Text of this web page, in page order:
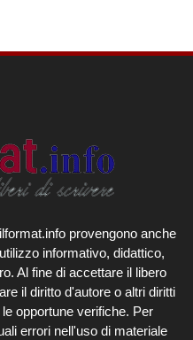
provengono anche
informativo, didattico,
Al fine di accettare il libero
il diritto d'autore o altri diritti
opportune verifiche. Per
errori nell'uso di materiale